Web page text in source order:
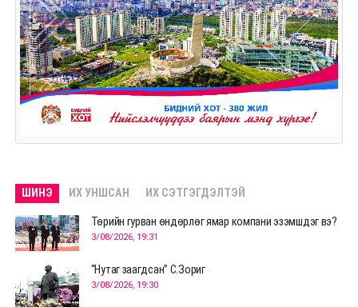
ШИНЭ ИХ УНШСАН ИХ СЭТГЭГДЭЛТЭЙ
Төрийн гурван өндөрлөг ямар компани эзэмшдэг вэ?
3/08/2026, 19:31
“Нутаг заагдсан” С.Зориг
3/08/2026, 19:30